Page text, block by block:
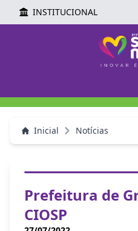
INSTITUCIONAL
Inicial Notícias
Prefeitura de
CIOSP